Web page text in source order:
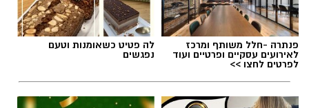
ניצן אהרון - מספרת בוטיק ברמת
גן ״מומחה לעיצוב שיער,
החלקות, וצבעים״
קפיצה קטנה קנייה גדולה:
הסופר השכונתי שמביא את כוח
הרשתות הגדולות לרמת גן
חדשות> פלילי